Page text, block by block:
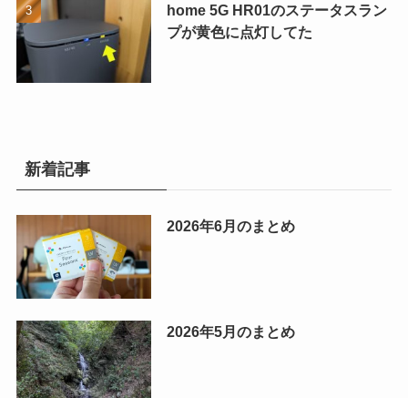
home 5G HR01のステータスラン
プが黄色に点灯してた
新着記事
2026年6月のまとめ
2026年5月のまとめ